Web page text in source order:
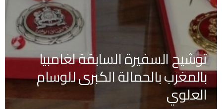
توشيح السفيرة السابقة لغامبيا
بالمغرب بالحمالة الكبرى للوسام
العلوي